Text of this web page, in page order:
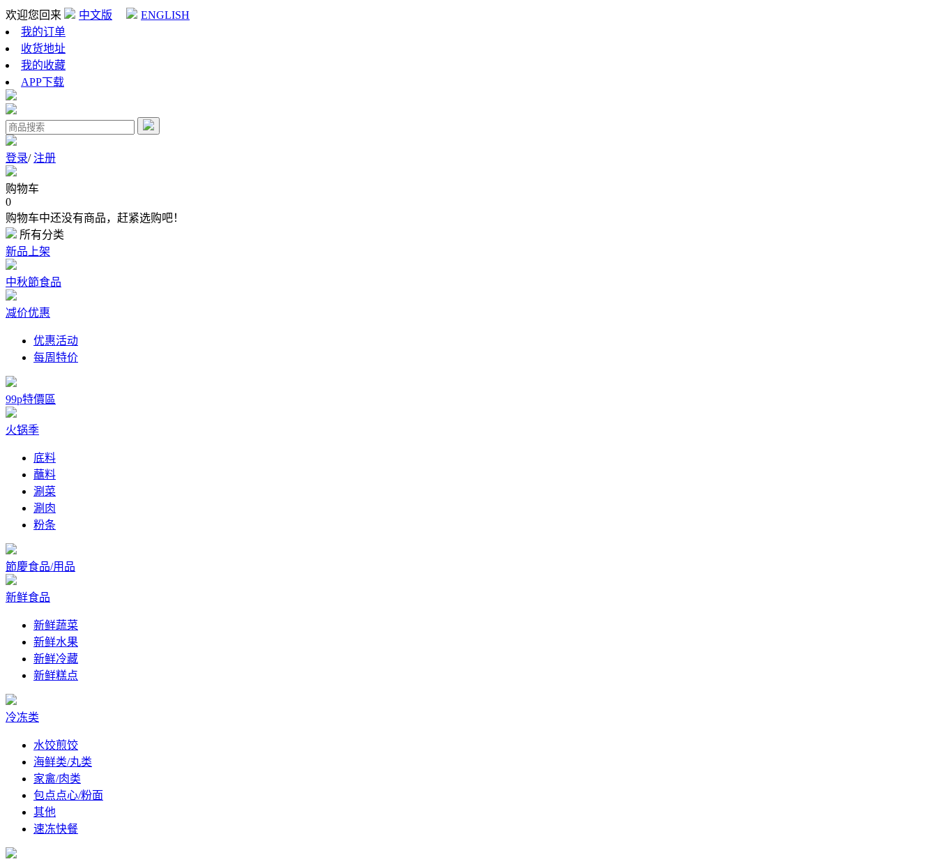
欢迎您回来 中文版
ENGLISH
我的订单
收货地址
我的收藏
APP下载
登录/注册
购物车
0
购物车中还没有商品，赶紧选购吧！
所有分类
新品上架
中秋節食品
减价优惠
优惠活动
每周特价
99p特價區
火锅季
底料
蘸料
涮菜
涮肉
粉条
節慶食品/用品
新鲜食品
新鲜蔬菜
新鲜水果
新鲜冷藏
新鲜糕点
冷冻类
水饺煎饺
海鲜类/丸类
家禽/肉类
包点点心/粉面
其他
速冻快餐